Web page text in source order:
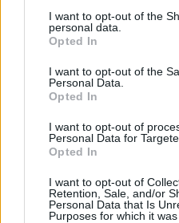
not limited to your visit or
grant or deny consent to
use your data for below
consent section.
I want to opt-out of the
personal data.
Opted In
I want to opt-out of the
Personal Data.
Opted In
I want to opt-out of
Personal Data for
Opted In
I want to opt-out of
Retention, Sale, and/or
Personal Data that Is
Purposes for which it was
Kedves olvasóink, az a